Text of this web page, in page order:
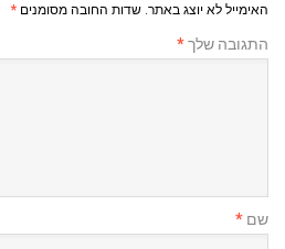
האימייל לא יוצג באתר. שדות החובה מסומנים *
התגובה שלך*
שם *